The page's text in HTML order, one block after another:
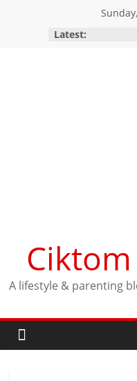
Latest:
Ciktom
A lifestyle & parenting